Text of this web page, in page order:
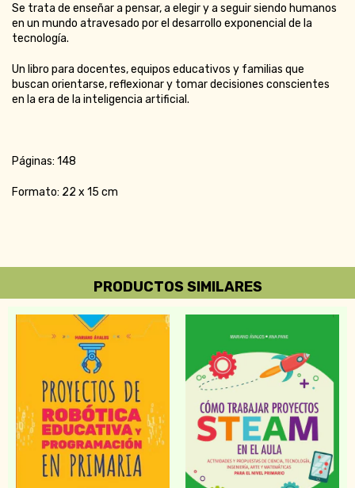
Se trata de enseñar a pensar, a elegir y a seguir siendo humanos
en un mundo atravesado por el desarrollo exponencial de la
tecnología.
Un libro para docentes, equipos educativos y familias que
buscan orientarse, reflexionar y tomar decisiones conscientes
en la era de la inteligencia artificial.
Páginas: 148
Formato: 22 x 15 cm
PRODUCTOS SIMILARES